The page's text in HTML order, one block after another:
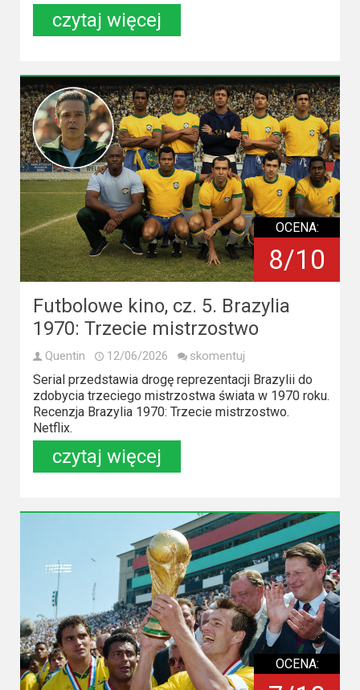
czytaj więcej
OCENA:
8/10
Futbolowe kino, cz. 5. Brazylia
1970: Trzecie mistrzostwo
Quentin 12/06/2026 skomentuj
Serial przedstawia drogę reprezentacji Brazylii do
zdobycia trzeciego mistrzostwa świata w 1970 roku.
Recenzja Brazylia 1970: Trzecie mistrzostwo.
Netflix.
czytaj więcej
OCENA: